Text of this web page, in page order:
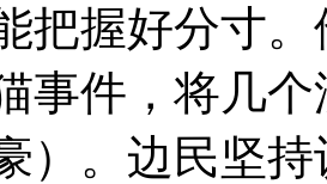
把握好分寸
事件，将几
）。边民坚